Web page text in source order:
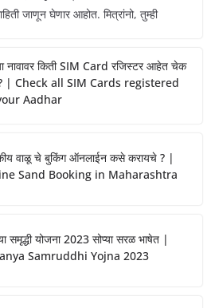
जाणून घेणार आहोत. मित्रांनो, तुम्ही
नावावर किती SIM Card रजिस्टर आहेत चेक
| Check all SIM Cards registered
Aadhar
वाळू चे बुकिंग ऑनलाईन कसे करायचे ? |
Sand Booking in Maharashtra
समृद्धी योजना 2023 सोप्या सरळ भाषेत |
Samruddhi Yojna 2023